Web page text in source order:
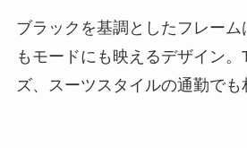
ブラックを基調としたフレーム
もモードにも映えるデザイン
ズ、スーツスタイルの通勤でも